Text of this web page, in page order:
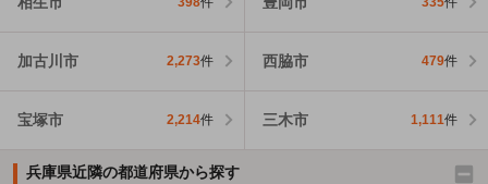
加古川市 2,273件 西脇市 479件
宝塚市 2,214件 三木市 1,111件
兵庫県近隣の都道府県から探す